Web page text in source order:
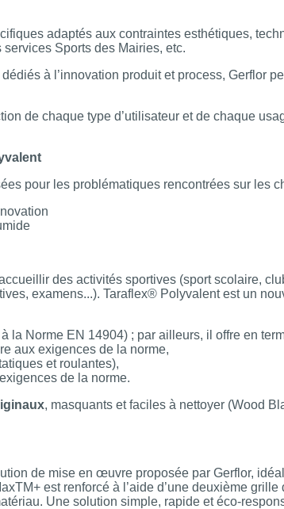
adaptés aux contraintes esthétiques,
Sports des Mairies, etc.
à l’innovation produit et process, Gerflor
de chaque type d’utilisateur et de chaque
pour les problématiques rencontrées sur les
des activités sportives (sport scolaire,
examens...). Taraflex® Polyvalent est un
la Norme EN 14904) ; par ailleurs, il offre en
aux exigences de la norme,
et roulantes),
de la norme.
, masquants et faciles à nettoyer (Wood
de mise en œuvre proposée par Gerflor,
est renforcé à l’aide d’une deuxième
Une solution simple, rapide et éco-